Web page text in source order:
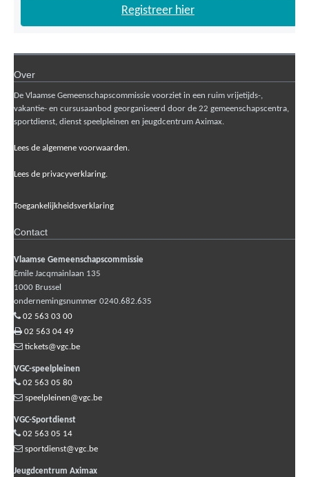
Registreer hier
Over
De Vlaamse Gemeenschapscommissie voorziet in een ruim vrijetijds-,
vakantie- en cursusaanbod georganiseerd door de 22 gemeenschapscentra,
sportdienst, dienst speelpleinen en jeugdcentrum Aximax.
Lees de algemene voorwaarden.
Lees de privacyverklaring.
Toegankelijkheidsverklaring
Contact
Vlaamse Gemeenschapscommissie
Emile Jacqmainlaan 135
1000 Brussel
ondernemingsnummer 0240.682.635
02 563 03 00
02 563 04 49
tickets@vgc.be
VGC-speelpleinen
02 563 05 80
speelpleinen@vgc.be
VGC-Sportdienst
02 563 05 14
sportdienst@vgc.be
Jeugdcentrum Aximax